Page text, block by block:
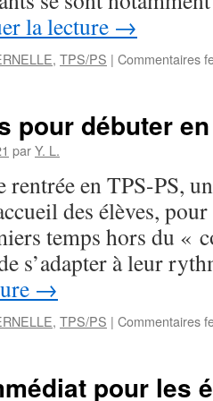
la lecture →
, TPS/PS | Commentaires
pour débuter
parY. L.
rentrée en TPS-PS,
des élèves,
temps hors du «
s’adapter à leur
→
, TPS/PS | Commentaires
pour les